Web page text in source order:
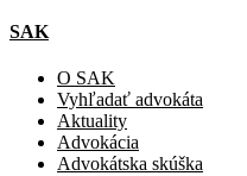
SAK
O SAK
Vyhľadať advokáta
Aktuality
Advokácia
Advokátska skúška